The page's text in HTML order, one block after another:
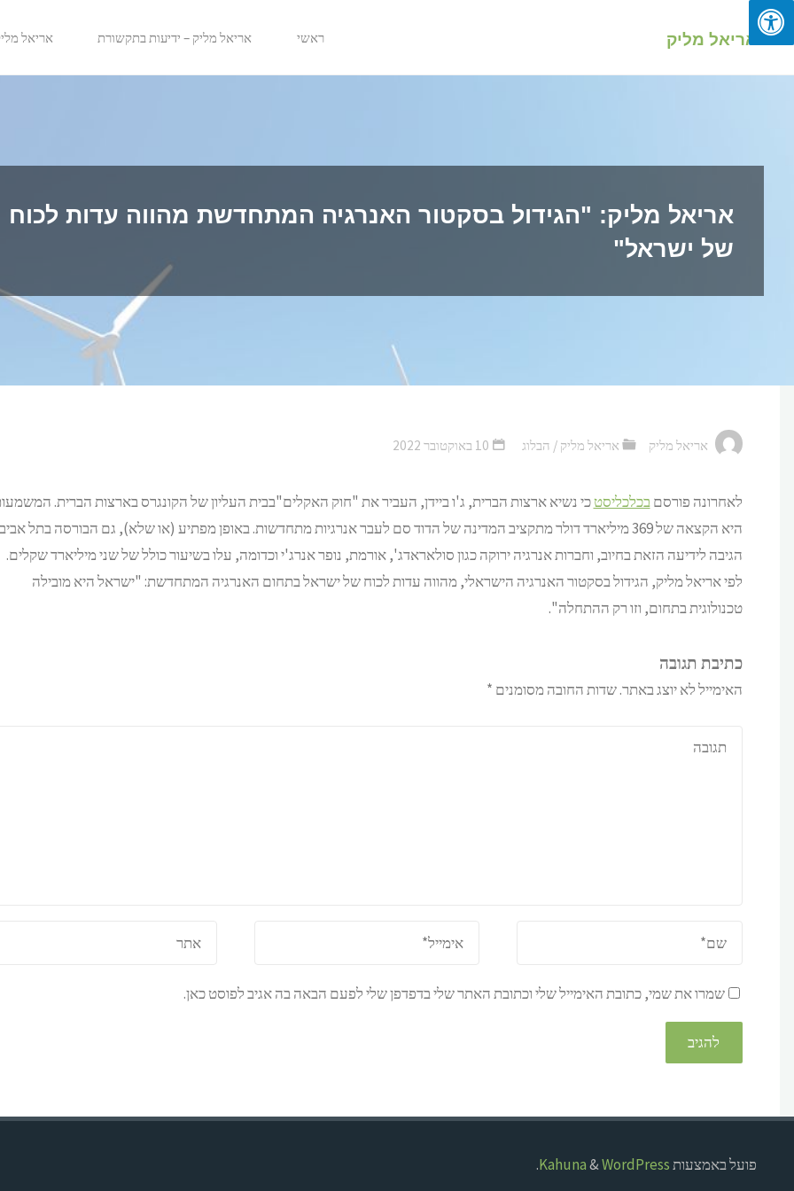
דלגו
לתוכן
אריאל מליק ראשי אריאל מליק – ידיעות בתקשורת אריאל
אריאל מליק: "הגידול בסקטור האנרגיה המתחדשת מהווה עדות לכוח
של ישראל"
אריאל מליק אריאל מליק / הבלוג 10 באוקטובר 2022
לאחרונה פורסםבכלכליסטכי נשיא ארצות הברית, ג'ו ביידן, העביר את "חוק האקלים"בבית העליון של הקונגרס בארצות הברית.
היא הקצאה של 369 מיליארד דולר מתקציב המדינה של הדוד סם לעבר אנרגיות מתחדשות. באופן מפתיע (או שלא), גם הבורסה בתל
הגיבה לידיעה הזאת בחיוב, וחברות אנרגיה ירוקה כגון סולאראדג', אורמת, נופר אנרג'י וכדומה, עלו בשיעור כולל של שני מיליארד שקלים.
לפי אריאל מליק, הגידול בסקטור האנרגיה הישראלי, מהווה עדות לכוח של ישראל בתחום האנרגיה המתחדשת: "ישראל היא מובילה
טכנולוגית בתחום, וזו רק ההתחלה".
כתיבת תגובה
האימייל לא יוצג באתר.שדות החובה מסומנים *
שמרו את שמי, כתובת האימייל שלי וכתובת האתר שלי בדפדפן שלי לפעם הבאה בה אגיב לפוסט כאן.
פועל באמצעות &WordPress
.